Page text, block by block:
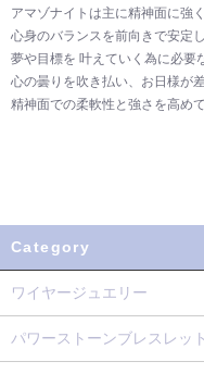
アマゾナイトは主に精神面に強
心身のバランスを前向きで安定
夢や目標を 叶えていく為に必要
心の曇りを吹き払い、お日様が
精神面での柔軟性と強さを高め
Category
ワイヤージュエリー
パワーストーンブレスレット